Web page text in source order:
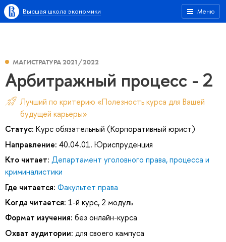
Меню
Высшая школа экономики
МАГИСТРАТУРА 2021/2022
Арбитражный процесс - 2
Лучший по критерию «Полезность курса для Вашей
будущей карьеры»
Статус: Курс обязательный (Корпоративный юрист)
Направление: 40.04.01. Юриспруденция
Кто читает: Департамент уголовного права, процесса и
криминалистики
Где читается: Факультет права
Когда читается: 1-й курс, 2 модуль
Формат изучения: без онлайн-курса
Охват аудитории: для своего кампуса